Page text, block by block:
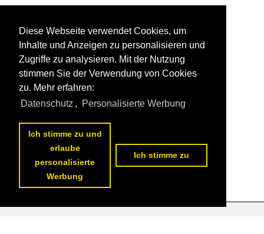
Diese Webseite verwendet Cookies, um
Inhalte und Anzeigen zu personalisieren und
Zugriffe zu analysieren. Mit der Nutzung
stimmen Sie der Verwendung von Cookies
zu. Mehr erfahren:
Datenschutz , Personalisierte Werbung
Ich stimme zu und
erlaube
personalisierte
Werbung
Ich stimme zu